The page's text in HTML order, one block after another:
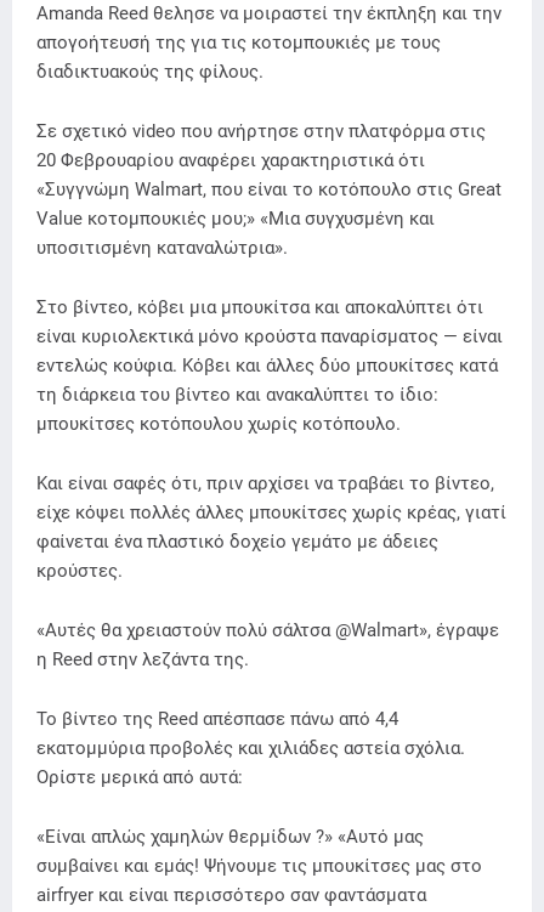
Amanda Reed θελησε να μοιραστεί την έκπληξη και την
απογοήτευσή της για τις κοτομπουκιές με τους
διαδικτυακούς της φίλους.
Σε σχετικό video που ανήρτησε στην πλατφόρμα στις
20 Φεβρουαρίου αναφέρει χαρακτηριστικά ότι
«Συγγνώμη Walmart, που είναι το κοτόπουλο στις Great
Value κοτομπουκιές μου;» «Μια συγχυσμένη και
υποσιτισμένη καταναλώτρια».
Στο βίντεο, κόβει μια μπουκίτσα και αποκαλύπτει ότι
είναι κυριολεκτικά μόνο κρούστα παναρίσματος — είναι
εντελώς κούφια. Κόβει και άλλες δύο μπουκίτσες κατά
τη διάρκεια του βίντεο και ανακαλύπτει το ίδιο:
μπουκίτσες κοτόπουλου χωρίς κοτόπουλο.
Και είναι σαφές ότι, πριν αρχίσει να τραβάει το βίντεο,
είχε κόψει πολλές άλλες μπουκίτσες χωρίς κρέας, γιατί
φαίνεται ένα πλαστικό δοχείο γεμάτο με άδειες
κρούστες.
«Αυτές θα χρειαστούν πολύ σάλτσα @Walmart», έγραψε
η Reed στην λεζάντα της.
Το βίντεο της Reed απέσπασε πάνω από 4,4
εκατομμύρια προβολές και χιλιάδες αστεία σχόλια.
Ορίστε μερικά από αυτά:
«Είναι απλώς χαμηλών θερμίδων ?» «Αυτό μας
συμβαίνει και εμάς! Ψήνουμε τις μπουκίτσες μας στο
airfryer και είναι περισσότερο σαν φαντάσματα